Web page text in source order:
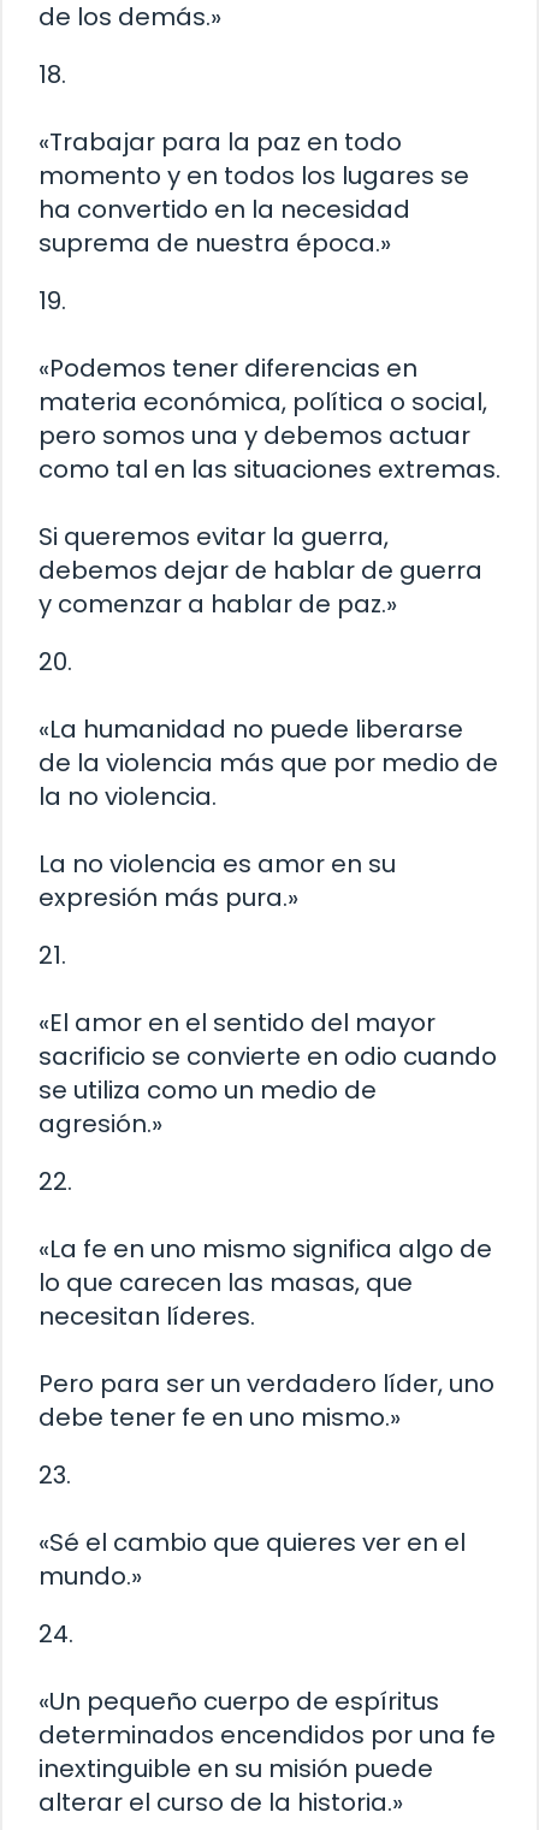
de los demás.»
18.
«Trabajar para la paz en todo
momento y en todos los lugares se
ha convertido en la necesidad
suprema de nuestra época.»
19.
«Podemos tener diferencias en
materia económica, política o social,
pero somos una y debemos actuar
como tal en las situaciones extremas.
Si queremos evitar la guerra,
debemos dejar de hablar de guerra
y comenzar a hablar de paz.»
20.
«La humanidad no puede liberarse
de la violencia más que por medio de
la no violencia.
La no violencia es amor en su
expresión más pura.»
21.
«El amor en el sentido del mayor
sacrificio se convierte en odio cuando
se utiliza como un medio de
agresión.»
22.
«La fe en uno mismo significa algo de
lo que carecen las masas, que
necesitan líderes.
Pero para ser un verdadero líder, uno
debe tener fe en uno mismo.»
23.
«Sé el cambio que quieres ver en el
mundo.»
24.
«Un pequeño cuerpo de espíritus
determinados encendidos por una fe
inextinguible en su misión puede
alterar el curso de la historia.»